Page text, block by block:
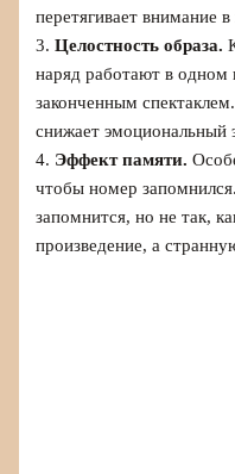
перетягивает внимание
3.Целостность образа.
наряд работают в одном
законченным
снижает эмоциональный
4. Эффект памяти.
чтобы номер
запомнится, но не так,
произведение, а